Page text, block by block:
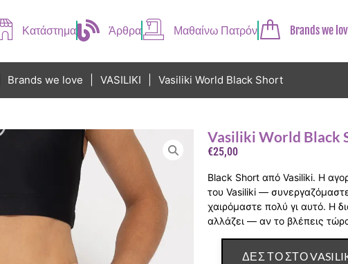
Κατάστημα Άρθρα Μαθαίνω Πατρόν Brands we
Brands we love VASILIKI Vasiliki World Black Short
Vasiliki World Black
€25,00
Black Short από Vasiliki. Η
του Vasiliki —
χαιρόμαστε πολύ γι αυτό. Η
αλλάζει — αν το βλέπεις
ΔΕΣ ΤΟ ΣΤΟ